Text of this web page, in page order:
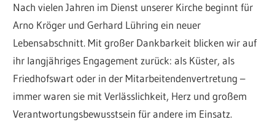
Nach vielen Jahren im Dienst unserer Kirche beginnt für
Arno Kröger und Gerhard Lühring ein neuer
Lebensabschnitt. Mit großer Dankbarkeit blicken wir auf
ihr langjähriges Engagement zurück: als Küster, als
Friedhofswart oder in der Mitarbeitendenvertretung –
immer waren sie mit Verlässlichkeit, Herz und großem
Verantwortungsbewusstsein für andere im Einsatz.